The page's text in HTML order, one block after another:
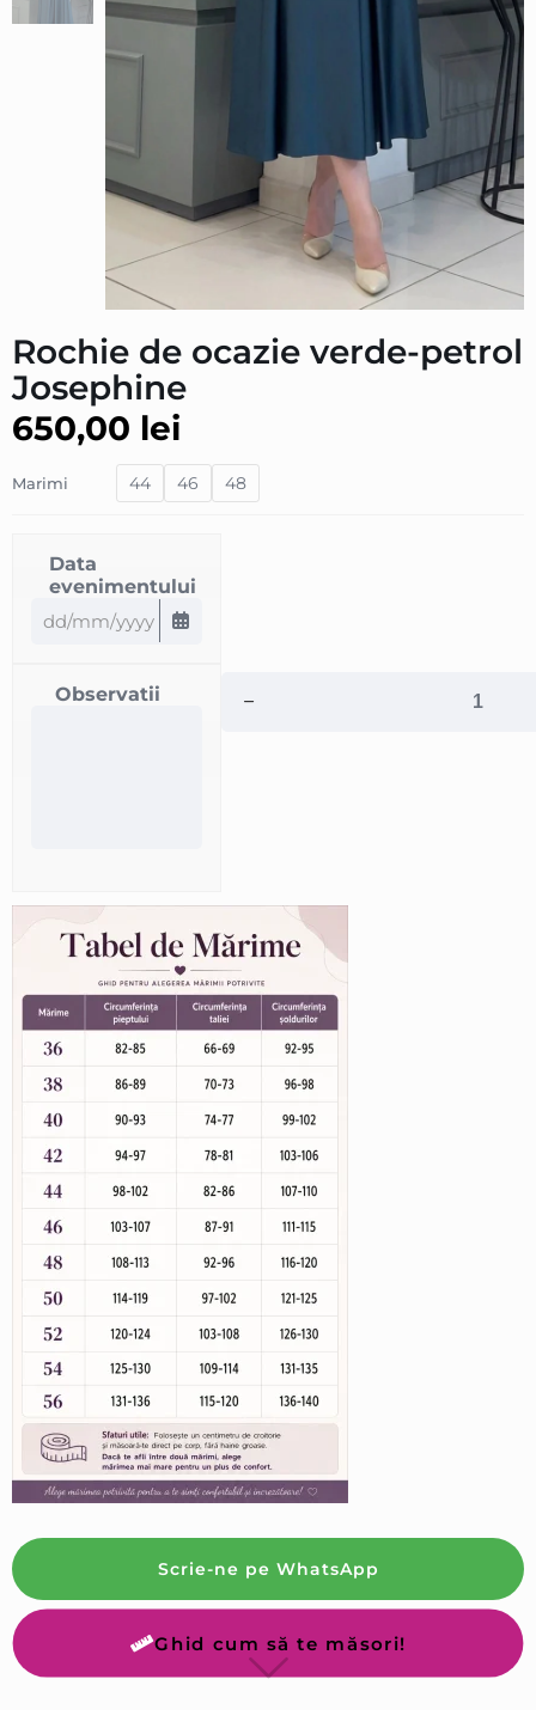
Rochie de ocazie verde-petrol
Josephine
650,00 lei
Marimi 44 46 48
Data
evenimentului
Observatii
Scrie-ne pe WhatsApp
Ghid cum să te măsori!